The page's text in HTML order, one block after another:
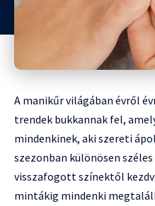
A manikűr világában évről
trendek bukkannak fel,
mindenkinek, aki szereti
szezonban különösen
visszafogott színektől
mintákig mindenki